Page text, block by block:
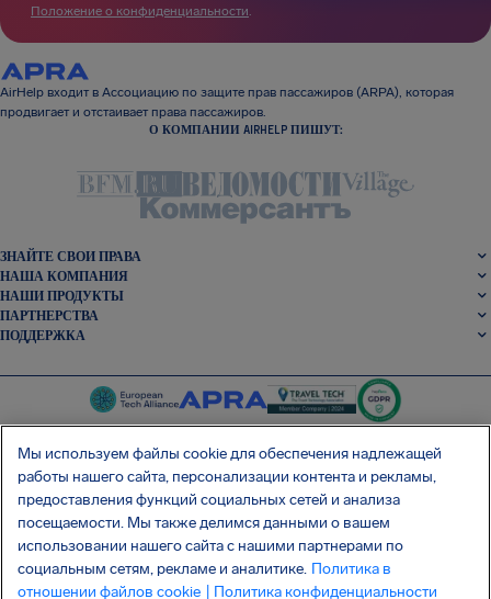
Положение о конфиденциальности.
AirHelp входит в Ассоциацию по защите прав пассажиров (ARPA), которая
продвигает и отстаивает права пассажиров.
О КОМПАНИИ AIRHELP ПИШУТ:
ЗНАЙТЕ СВОИ ПРАВА
НАША КОМПАНИЯ
НАШИ ПРОДУКТЫ
ПАРТНЕРСТВА
ПОДДЕРЖКА
SocialFacebookSocialInstagram
SocialLinkedin
СКАЧАЙТЕ НАШЕ БЕСПЛАТНОЕ ПРИЛОЖЕНИЕ
Мы используем файлы cookie для обеспечения надлежащей
работы нашего сайта, персонализации контента и рекламы,
предоставления функций социальных сетей и анализа
посещаемости. Мы также делимся данными о вашем
использовании нашего сайта с нашими партнерами по
социальным сетям, рекламе и аналитике. Политика в
отношении файлов cookie
| Политика конфиденциальности